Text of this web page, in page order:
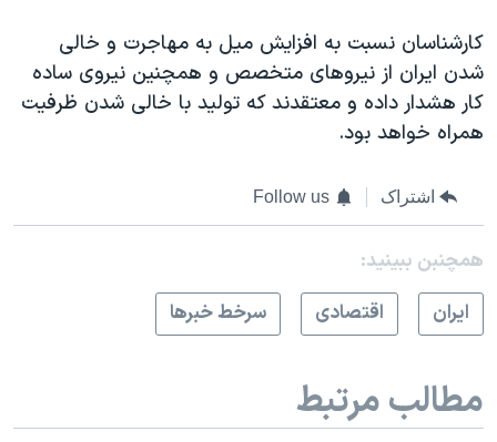
کارشناسان نسبت به افزایش میل به مهاجرت و خالی
شدن ایران از نیروهای متخصص و همچنین نیروی ساده
کار هشدار داده و معتقدند که تولید با خالی شدن ظرفیت‌
همراه خواهد بود.
اشتراک Follow us
همچنبن ببینید:
ايران
اقتصادی سرخط خبرها
مطالب مرتبط